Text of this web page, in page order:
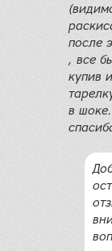
после
, все
купив
в